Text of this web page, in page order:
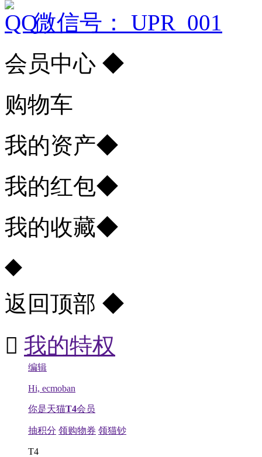
微信号： UPR_001
会员中心 ◆
购物车
我的资产◆
我的红包◆
我的收藏◆
◆
返回顶部 ◆
 我的特权
编辑
Hi, ecmoban
你是天猫T4会员
抽积分 领购物券 领猫钞
T4